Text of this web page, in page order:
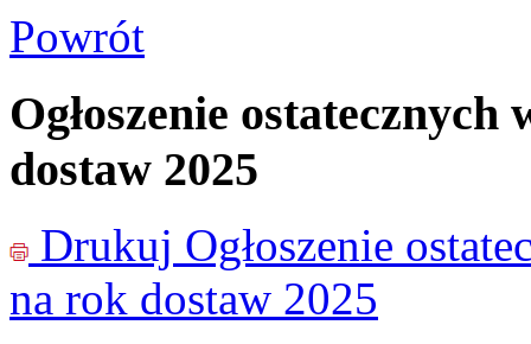
Powrót
Ogłoszenie
dostaw 2025
Drukuj Ogłoszenie
na rok dostaw 2025